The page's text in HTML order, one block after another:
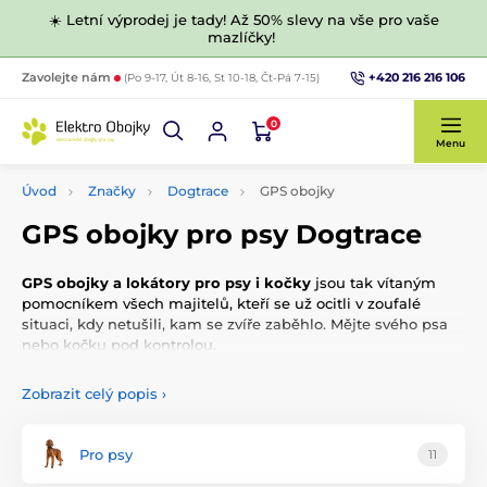
☀️ Letní výprodej je tady! Až 50% slevy na vše pro vaše
mazlíčky!
Zavolejte nám (Po 9-17, Út 8-16, St 10-18, Čt-Pá 7-15) +420 216 216 106
0
Menu
Úvod Značky Dogtrace GPS obojky
GPS obojky pro psy Dogtrace
GPS obojky a lokátory pro psy i kočky jsou tak vítaným
pomocníkem všech majitelů, kteří se už ocitli v zoufalé
situaci, kdy netušili, kam se zvíře zaběhlo. Mějte svého psa
nebo kočku pod kontrolou.
Co jsou to sledovací obojky?
technologii GPS.
Jejím prostřednictvím dostává chovatel
přesnou informaci o
Zobrazit celý popis ›
Pro psy 11